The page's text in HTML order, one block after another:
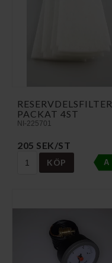
RESERVDELSFILTER
PACKAT 4ST
NI-225701
205 SEK/ST
KÖP A